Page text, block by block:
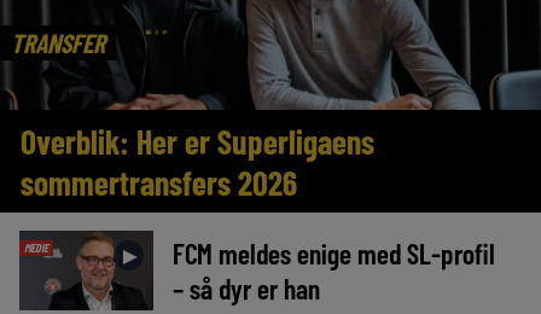
TRANSFER
Overblik: Her er Superligaens
sommertransfers 2026
MEDIE ►
FCM meldes enige med SL-profil
– så dyr er han